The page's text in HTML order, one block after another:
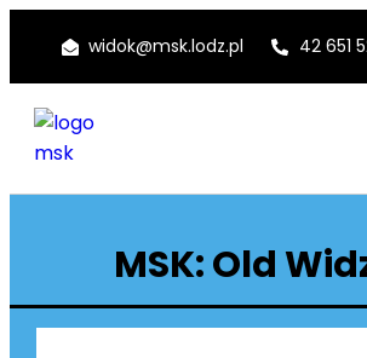
widok@msk.lodz.pl 42 651
MSK: Old